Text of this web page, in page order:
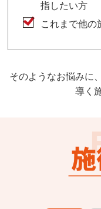
指したい方
これまで他の
そのようなお悩みに
導く